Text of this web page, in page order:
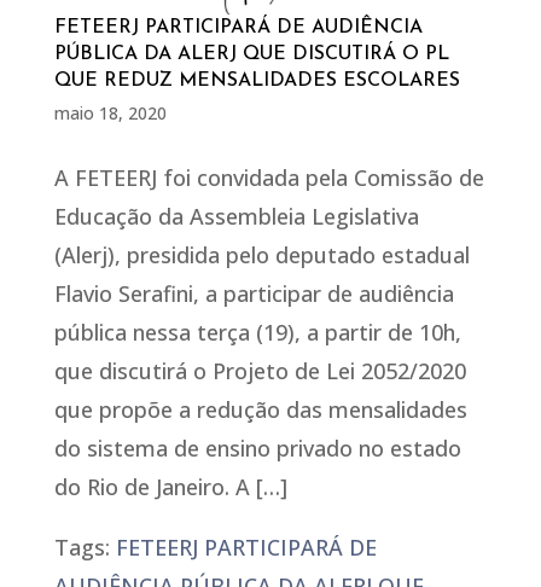
FETEERJ PARTICIPARÁ DE AUDIÊNCIA
PÚBLICA DA ALERJ QUE DISCUTIRÁ O PL
QUE REDUZ MENSALIDADES ESCOLARES
maio 18, 2020
A FETEERJ foi convidada pela Comissão de
Educação da Assembleia Legislativa
(Alerj), presidida pelo deputado estadual
Flavio Serafini, a participar de audiência
pública nessa terça (19), a partir de 10h,
que discutirá o Projeto de Lei 2052/2020
que propõe a redução das mensalidades
do sistema de ensino privado no estado
do Rio de Janeiro. A […]
Tags: FETEERJ PARTICIPARÁ DE